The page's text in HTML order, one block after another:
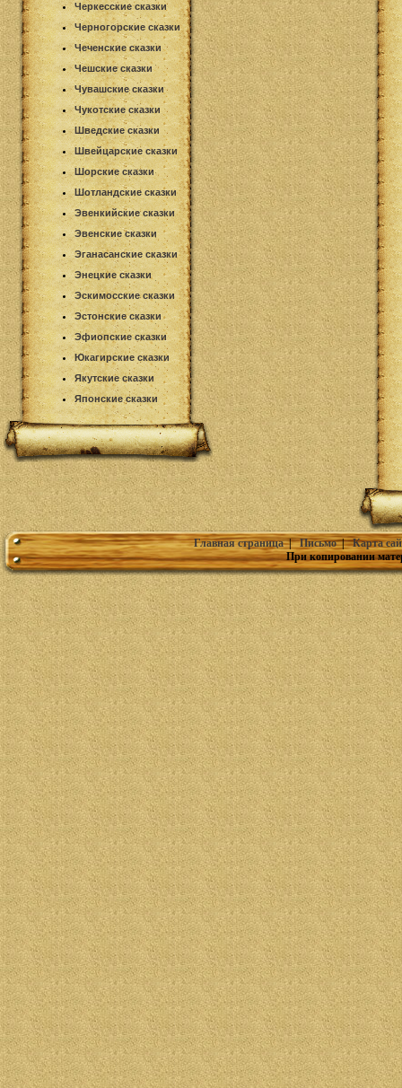
Черкесские сказки
Черногорские сказки
Чеченские сказки
Чешские сказки
Чувашские сказки
Чукотские сказки
Шведские сказки
Швейцарские сказки
Шорские сказки
Шотландские сказки
Эвенкийские сказки
Эвенские сказки
Эганасанские сказки
Энецкие сказки
Эскимосские сказки
Эстонские сказки
Эфиопские сказки
Юкагирские сказки
Якутские сказки
Японские сказки
Главная страница|Письмо|Карта
При копировании